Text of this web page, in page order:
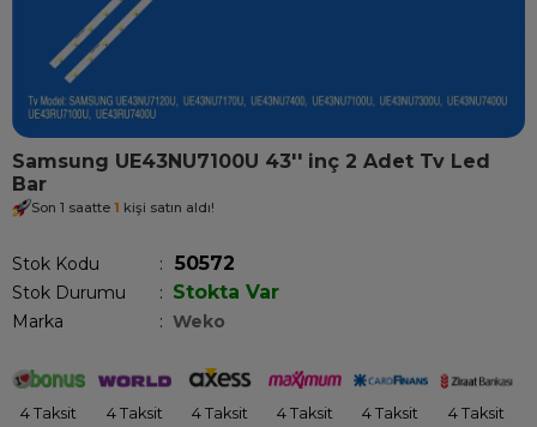
Samsung UE43NU7100U 43'' inç 2 Adet Tv Led
Bar
Son 1 saatte 1 kişi satın aldı!
Stok Kodu 50572
Stok Durumu : Stokta Var
Marka : Weko
4 Taksit 4 Taksit 4 Taksit 4 Taksit 4 Taksit 4 Taksit